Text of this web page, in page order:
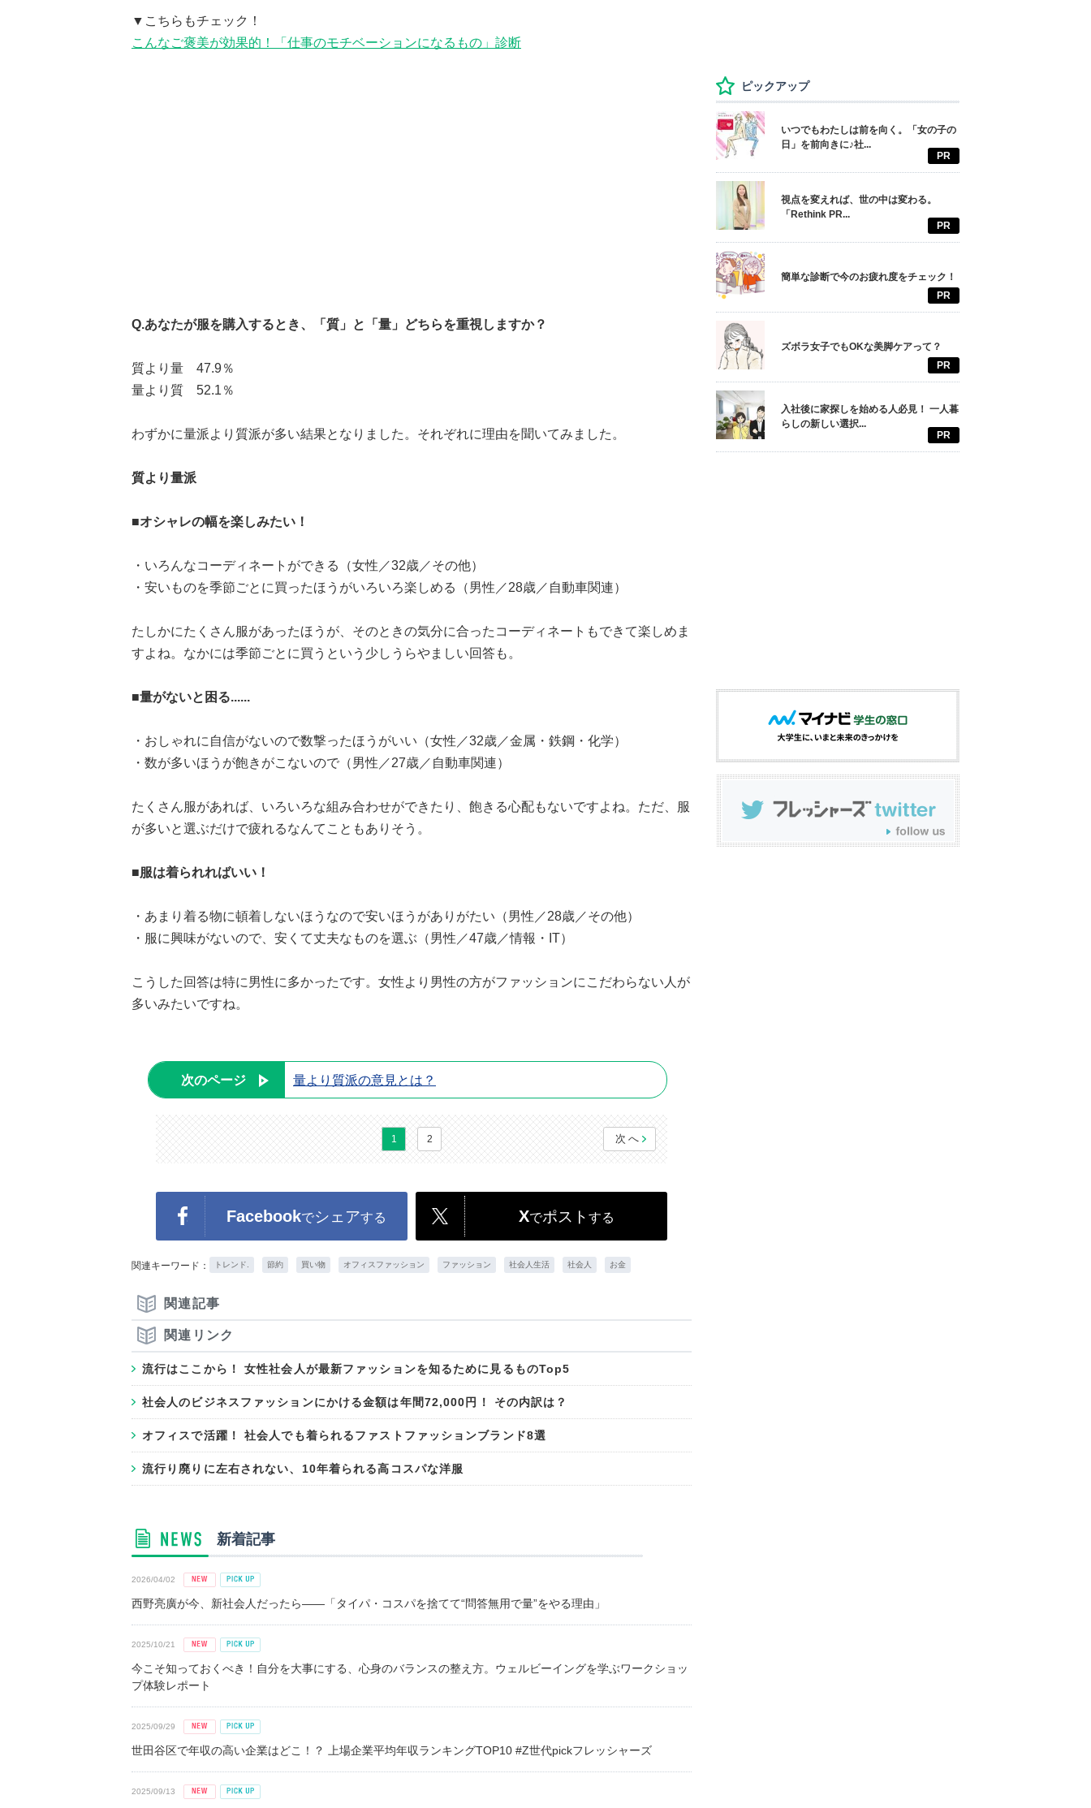
▼こちらもチェック！
こんなご褒美が効果的！「仕事のモチベーションになるもの」診断
Q.あなたが服を購入するとき、「質」と「量」どちらを重視しますか？
質より量 47.9％
量より質 52.1％
わずかに量派より質派が多い結果となりました。それぞれに理由を聞いてみました。
質より量派
■オシャレの幅を楽しみたい！
・いろんなコーディネートができる（女性／32歳／その他）
・安いものを季節ごとに買ったほうがいろいろ楽しめる（男性／28歳／自動車関連）
たしかにたくさん服があったほうが、そのときの気分に合ったコーディネートもできて楽しめま
すよね。なかには季節ごとに買うという少しうらやましい回答も。
■量がないと困る......
・おしゃれに自信がないので数撃ったほうがいい（女性／32歳／金属・鉄鋼・化学）
・数が多いほうが飽きがこないので（男性／27歳／自動車関連）
たくさん服があれば、いろいろな組み合わせができたり、飽きる心配もないですよね。ただ、服
が多いと選ぶだけで疲れるなんてこともありそう。
■服は着られればいい！
・あまり着る物に頓着しないほうなので安いほうがありがたい（男性／28歳／その他）
・服に興味がないので、安くて丈夫なものを選ぶ（男性／47歳／情報・IT）
こうした回答は特に男性に多かったです。女性より男性の方がファッションにこだわらない人が
多いみたいですね。
次のページ 量より質派の意見とは？
1 2 次へ
Facebookでシェアする Xでポスト する
関連キーワード： トレンド. 節約 買い物 オフィスファッション ファッション 社会人生活 社会人 お金
関連記事
関連リンク
流行はここから！ 女性社会人が最新ファッションを知るために見るものTop5
社会人のビジネスファッションにかける金額は年間72,000円！ その内訳は？
オフィスで活躍！ 社会人でも着られるファストファッションブランド8選
流行り廃りに左右されない、10年着られる高コスパな洋服
新着記事
2026/04/02
西野亮廣が今、新社会人だったら――「タイパ・コスパを捨てて“問答無用で量”をやる理由」
2025/10/21
今こそ知っておくべき！自分を大事にする、心身のバランスの整え方。ウェルビーイングを学ぶワークショッ
プ体験レポート
2025/09/29
世田谷区で年収の高い企業はどこ！？ 上場企業平均年収ランキングTOP10 #Z世代pickフレッシャーズ
2025/09/13
ピックアップ
いつでもわたしは前を向く。「女の子の
日」を前向きに♪社...
PR
視点を変えれば、世の中は変わる。
「Rethink PR...
PR
簡単な診断で今のお疲れ度をチェック！
PR
ズボラ女子でもOKな美脚ケアって？
PR
入社後に家探しを始める人必見！ 一人暮
らしの新しい選択...
PR